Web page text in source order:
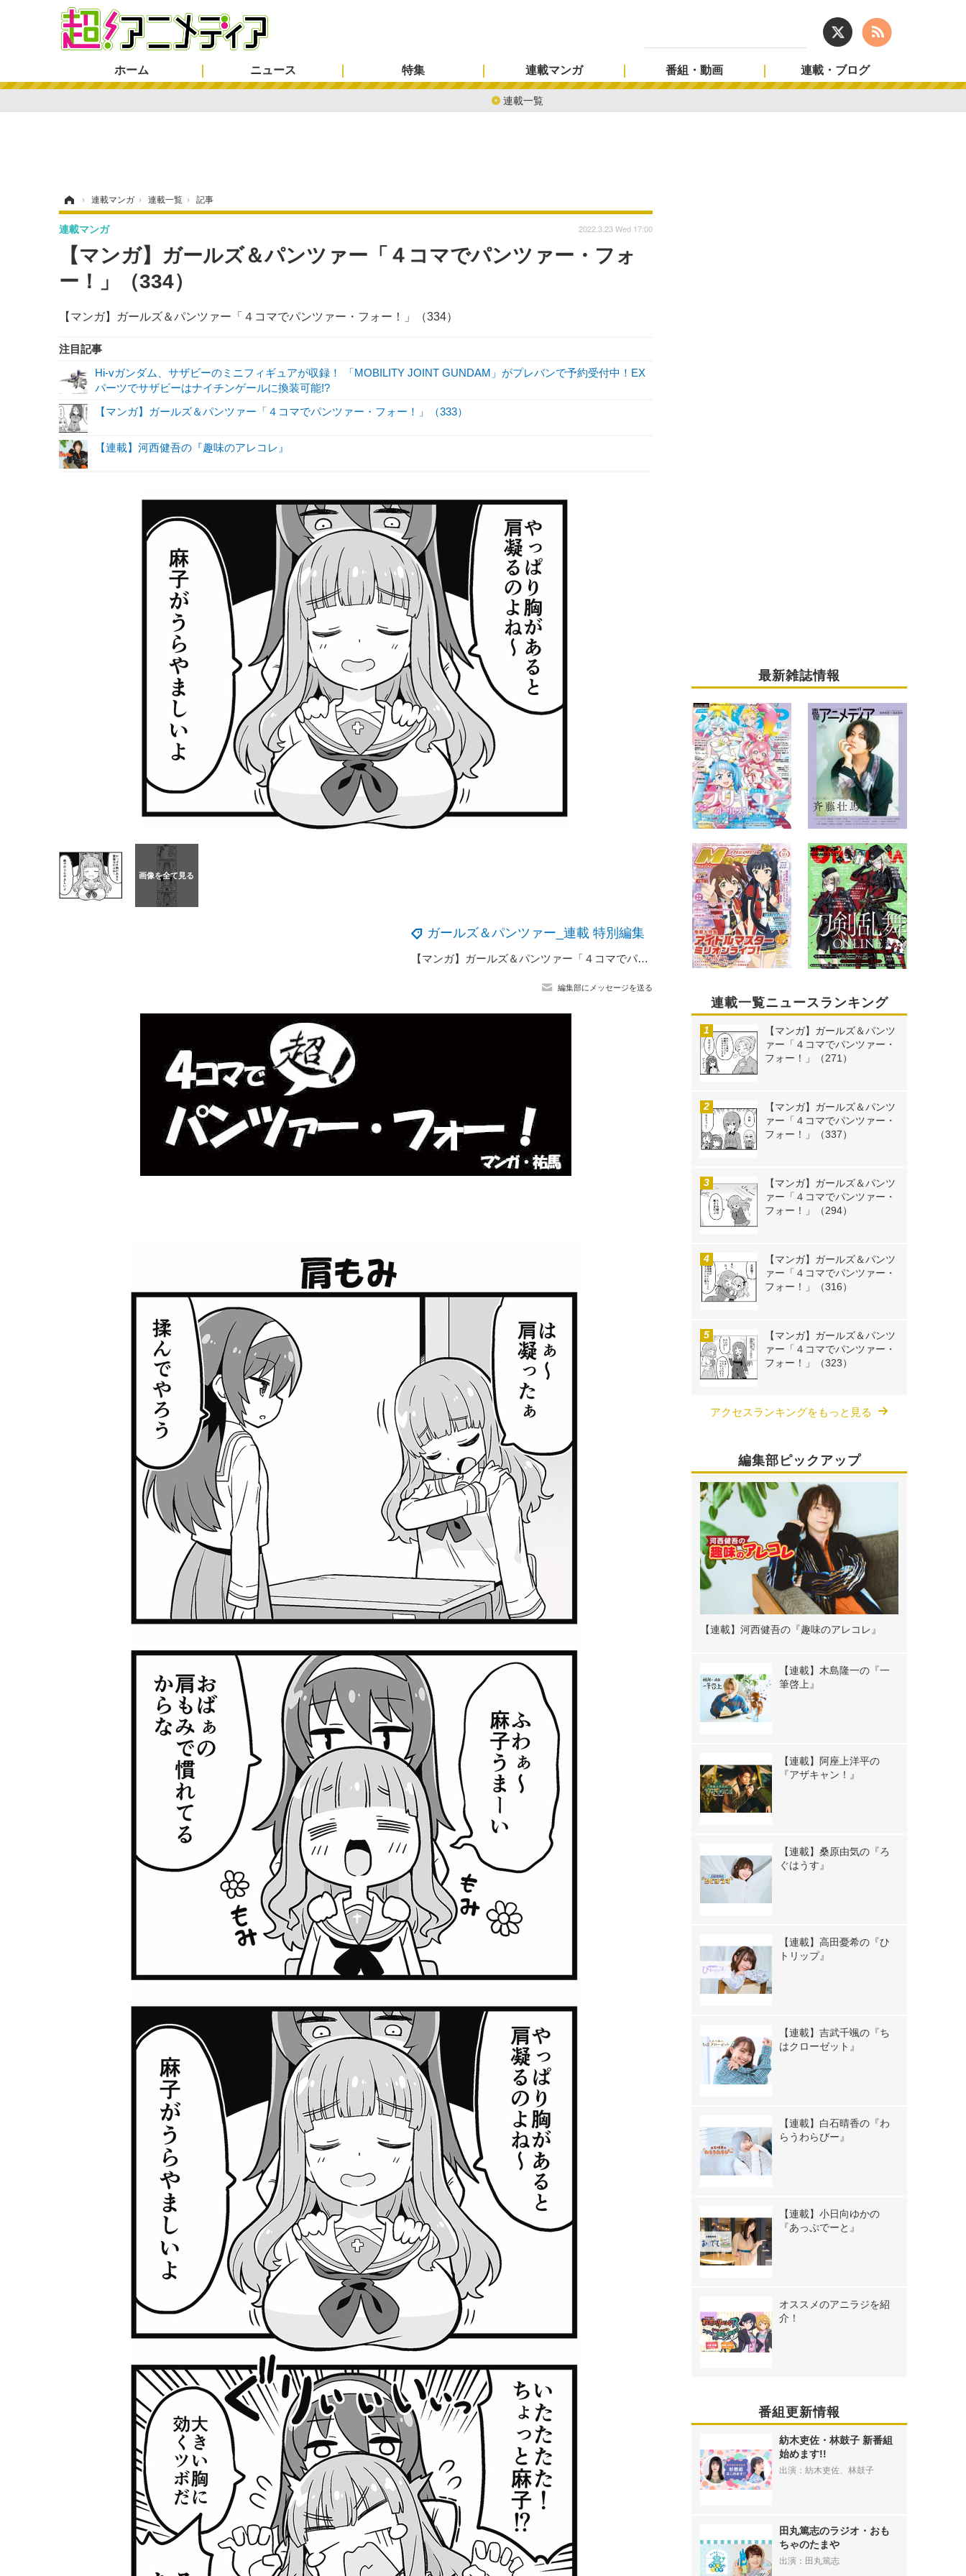
ホーム ニュース 特集 連載マンガ
連載一覧
番組・動画 連載・ブログ
› 連載マンガ › 連載一覧 › 記事
【マンガ】ガールズ＆パンツァー「４コマでパンツァー・フォ
ー！」（334）
【マンガ】ガールズ＆パンツァー「４コマでパンツァー・フォー！」（334）
連載マンガ 2022.3.23 Wed 17:00
注目記事
Hi-vガンダム、サザビーのミニフィギュアが収録！ 「MOBILITY JOINT GUNDAM」がプレバンで予約受付中！EX
パーツでサザビーはナイチンゲールに換装可能!?
【マンガ】ガールズ＆パンツァー「４コマでパンツァー・フォー！」（333）
【連載】河西健吾の『趣味のアレコレ』
ガールズ＆パンツァー_連載 特別編集
【マンガ】ガールズ＆パンツァー「４コマでパンツァー・フォー！」（343）
編集部にメッセージを送る
最新雑誌情報
連載一覧ニュースランキング
【マンガ】ガールズ＆パンツ
ァー「４コマでパンツァー・
フォー！」（271）
【マンガ】ガールズ＆パンツ
ァー「４コマでパンツァー・
フォー！」（337）
【マンガ】ガールズ＆パンツ
ァー「４コマでパンツァー・
フォー！」（294）
【マンガ】ガールズ＆パンツ
ァー「４コマでパンツァー・
フォー！」（316）
【マンガ】ガールズ＆パンツ
ァー「４コマでパンツァー・
フォー！」（323）
アクセスランキングをもっと見る
編集部ピックアップ
【連載】河西健吾の『趣味のアレコレ』
【連載】木島隆一の『一
筆啓上』
【連載】阿座上洋平の
『アザキャン！』
【連載】桑原由気の『ろ
ぐはうす』
【連載】高田憂希の『ひ
トリップ』
【連載】吉武千颯の『ち
はクローゼット』
【連載】白石晴香の『わ
らうわらびー』
【連載】小日向ゆかの
『あっぷでーと』
オススメのアニラジを紹
介！
番組更新情報
紡木吏佐・林鼓子 新番組
始めます!!
出演：紡木吏佐、林鼓子
田丸篤志のラジオ・おも
ちゃのたまや
出演：田丸篤志